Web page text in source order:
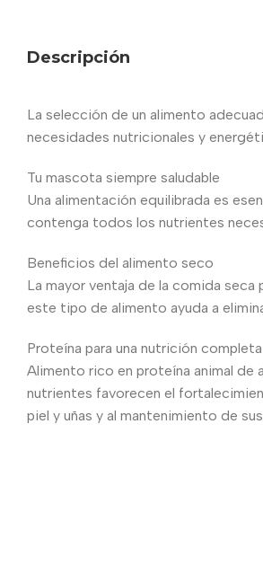
Descripción
La selección de un alimento
necesidades nutricionales y
Tu mascota siempre saludable
Una alimentación equilibrada es
contenga todos los nutrientes
Beneficios del alimento seco
La mayor ventaja de la comida
este tipo de alimento ayuda a
Proteína para una nutrición completa
Alimento rico en proteína animal
nutrientes favorecen el
piel y uñas y al mantenimiento de